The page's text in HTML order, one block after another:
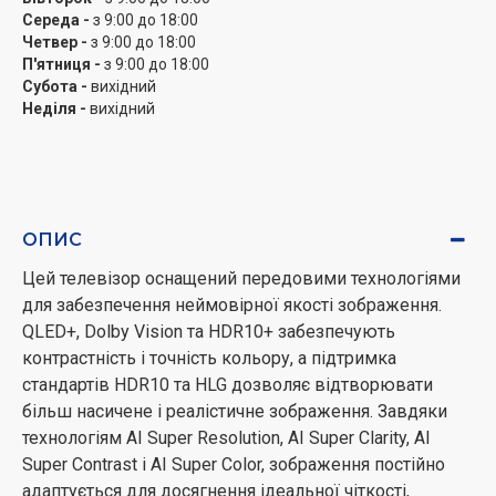
швидко знайти пульт, а підтримка HDMI 2.1 відкриває
можливості для перегляду відео та прослуховування
аудіо у найвищій якості, що особливо важливо для
сучасних ігор і мультимедійного контенту.
Середа - з 9:00 до 18:00
Четвер - з 9:00 до 18:00
П'ятниця - з 9:00 до 18:00
Субота - вихідний
Неділя - вихідний
ОПИС
Цей телевізор оснащений передовими технологіями
для забезпечення неймовірної якості зображення.
QLED+, Dolby Vision та HDR10+ забезпечують
контрастність і точність кольору, а підтримка
стандартів HDR10 та HLG дозволяє відтворювати
більш насичене і реалістичне зображення. Завдяки
технологіям AI Super Resolution, AI Super Clarity, AI
Super Contrast і AI Super Color, зображення постійно
адаптується для досягнення ідеальної чіткості,